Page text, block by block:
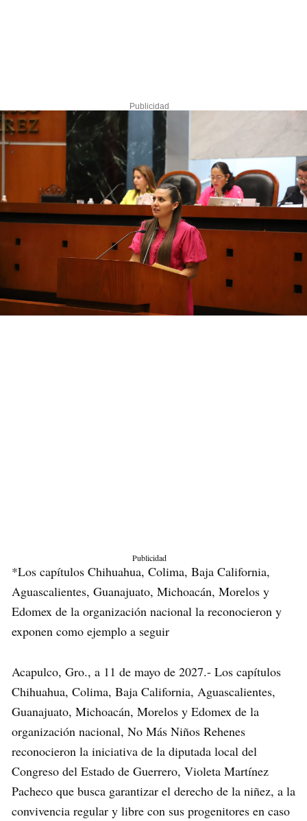
Publicidad
Publicidad
*Los capítulos Chihuahua, Colima, Baja California,
Aguascalientes, Guanajuato, Michoacán, Morelos y
Edomex de la organización nacional la reconocieron y
exponen como ejemplo a seguir
Acapulco, Gro., a 11 de mayo de 2027.- Los capítulos
Chihuahua, Colima, Baja California, Aguascalientes,
Guanajuato, Michoacán, Morelos y Edomex de la
organización nacional, No Más Niños Rehenes
reconocieron la iniciativa de la diputada local del
Congreso del Estado de Guerrero, Violeta Martínez
Pacheco que busca garantizar el derecho de la niñez, a la
convivencia regular y libre con sus progenitores en caso